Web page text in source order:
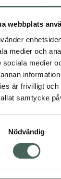
webbplats
medier och
sociala medier
är frivilligt
samtycke
Nödvändig
innan
dig. Du hittar
i mobilen